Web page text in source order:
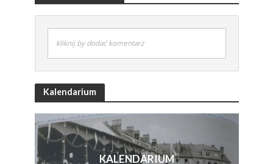
kliknij by dodać komentarz
Kalendarium
KALENDARIUM